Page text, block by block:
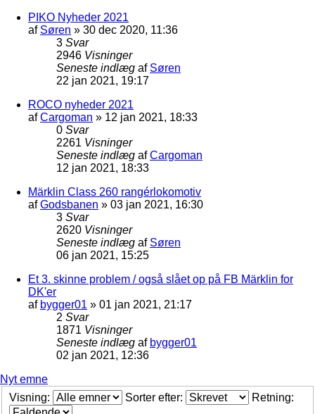
PIKO Nyheder 2021
af Søren » 30 dec 2020, 11:36
3 Svar
2946 Visninger
Seneste indlæg af Søren
22 jan 2021, 19:17
ROCO nyheder 2021
afCargoman » 12 jan 2021, 18:33
0 Svar
2261 Visninger
Seneste indlæg afCargoman
12 jan 2021, 18:33
Märklin Class 260 rangérlokomotiv
afGodsbanen » 03 jan 2021, 16:30
3 Svar
2620 Visninger
Seneste indlæg af Søren
06 jan 2021, 15:25
Et 3. skinne problem / også slået op på FB Märklin for
DK'er
af bygger01 » 01 jan 2021, 21:17
2 Svar
1871 Visninger
Seneste indlæg af bygger01
02 jan 2021, 12:36
Nyt emne
Visning:
Sorter efter: Retning: